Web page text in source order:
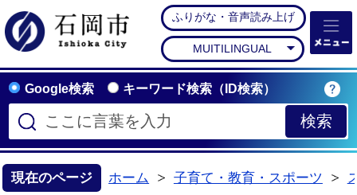
石岡市公式ホームペー
ふりがな・音声読み上げ
MUITILINGUAL
Google検索 キーワード検索（ID検索）
現在のページ ホーム
子育て・教育・スポーツ